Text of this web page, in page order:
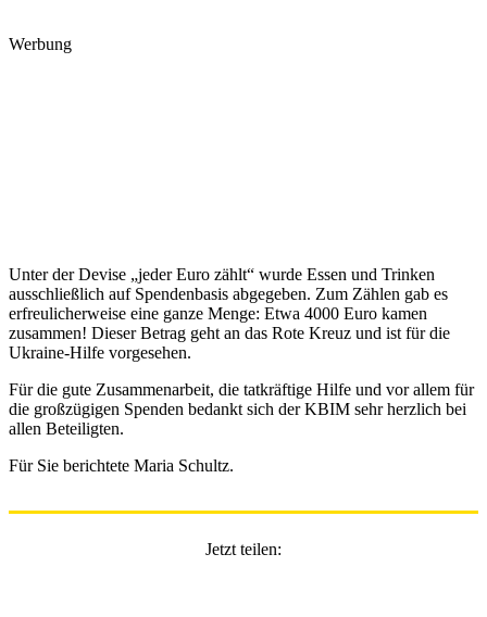
Werbung
Unter der Devise „jeder Euro zählt“ wurde Essen und Trinken
ausschließlich auf Spendenbasis abgegeben. Zum Zählen gab es
erfreulicherweise eine ganze Menge: Etwa 4000 Euro kamen
zusammen! Dieser Betrag geht an das Rote Kreuz und ist für die
Ukraine-Hilfe vorgesehen.
Für die gute Zusammenarbeit, die tatkräftige Hilfe und vor allem für
die großzügigen Spenden bedankt sich der KBIM sehr herzlich bei
allen Beteiligten.
Für Sie berichtete Maria Schultz.
Jetzt teilen: